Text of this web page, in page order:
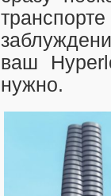
ваш
нужно.